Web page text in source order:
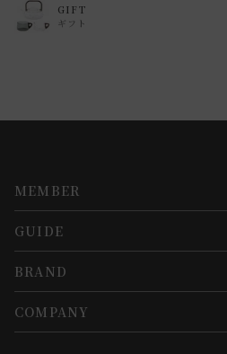
GIFT
ギフト
MEMBER
マイページ
新規会員登録
会員規約について
GUIDE
お買い物ガイド
会員登録について
BRAND
コンセプト
COMPANY